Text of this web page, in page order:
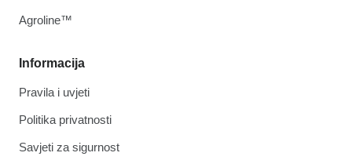
Informacija
Pravila i uvjeti
Politika privatnosti
Savjeti za sigurnost
Agroline™